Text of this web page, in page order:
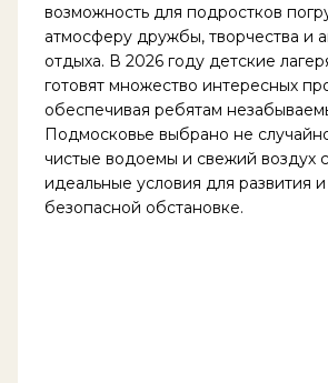
возможность для подростков
атмосферу дружбы, творчества и
отдыха. В 2026 году детские
готовят множество интересных
обеспечивая ребятам
Подмосковье выбрано не
чистые водоемы и свежий воздух
идеальные условия для развития и
безопасной обстановке.